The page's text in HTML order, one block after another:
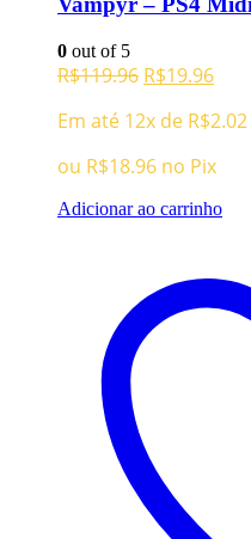
0 out of 5
R$119.96 O
original
era:
R$119.96.
R$19.96O
atual
Em até 12x de R$2.02
ou R$18.96 no Pix
Adicionar ao carrinho